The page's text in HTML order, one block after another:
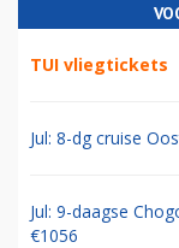
TUI vliegtickets
Jul: 8-dg cruise
Jul: 9-daagse
€1056